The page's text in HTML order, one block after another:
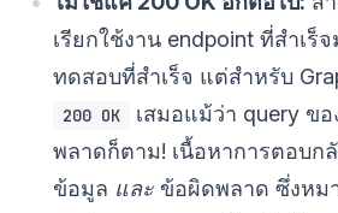
เรียกใช้งาน endpoint ที่สำเร็
ทดสอบที่สำเร็จ แต่สำหรับ
200 OK
เสมอแม้ว่า query ข
พลาดก็ตาม! เนื้อหาการตอบก
ข้อมูล และ ข้อผิดพลาด ซึ่งหม